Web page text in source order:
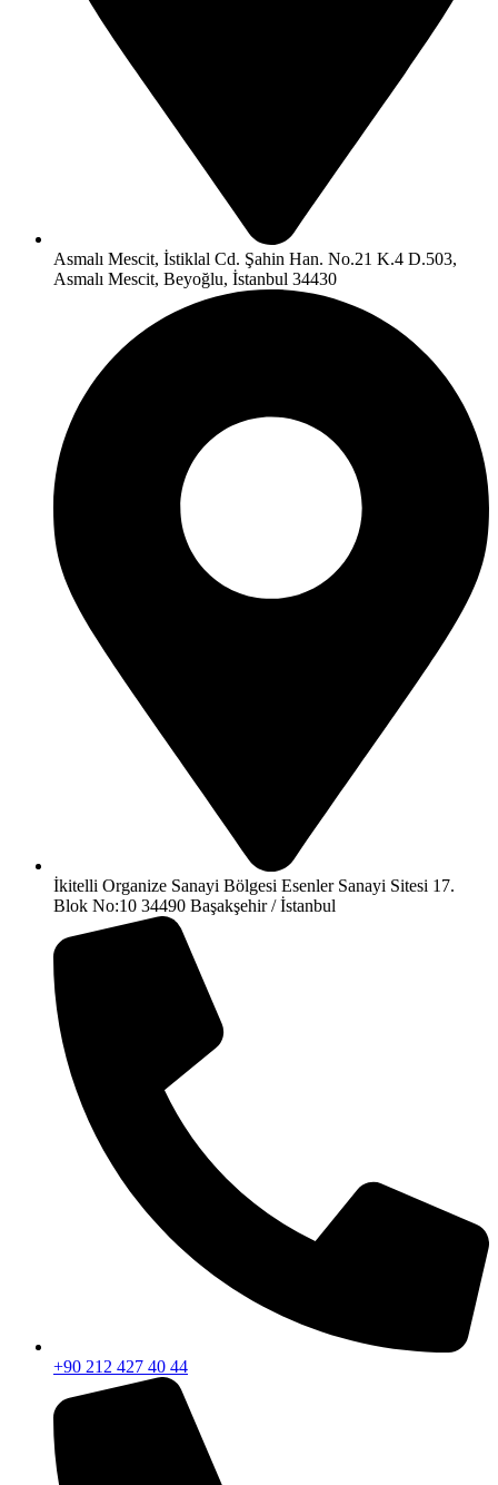
Asmalı Mescit, İstiklal Cd. Şahin Han. No.21 K.4 D.503,
Asmalı Mescit, Beyoğlu, İstanbul 34430
İkitelli Organize Sanayi Bölgesi Esenler Sanayi Sitesi 17.
Blok No:10 34490 Başakşehir / İstanbul
+90 212 427 40 44